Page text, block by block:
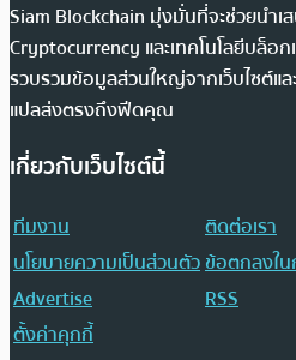
Siam Blockchain มุ่งมั่นที่จะช่วยนำเ
Cryptocurrency และเทคโนโลยีบล็อ
รวบรวมข้อมูลส่วนใหญ่จากเว็บไซต์แล
แปลส่งตรงถึงฟีดคุณ
เกี่ยวกับเว็บไซต์นี้
ทีมงาน
ติดต่อเรา
นโยบายความเป็นส่วนตัวข้อตกลงใน
Advertise
RSS
ตั้งค่าคุกกี้